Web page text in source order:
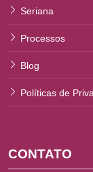
Seriana
Processos
Blog
Políticas de
CONTATO